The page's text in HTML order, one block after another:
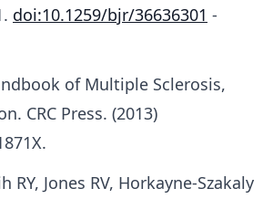
doi:10.1259/bjr/36636301 -
of Multiple Sclerosis,
CRC Press. (2013)
RY, Jones RV, Horkayne-Szakaly